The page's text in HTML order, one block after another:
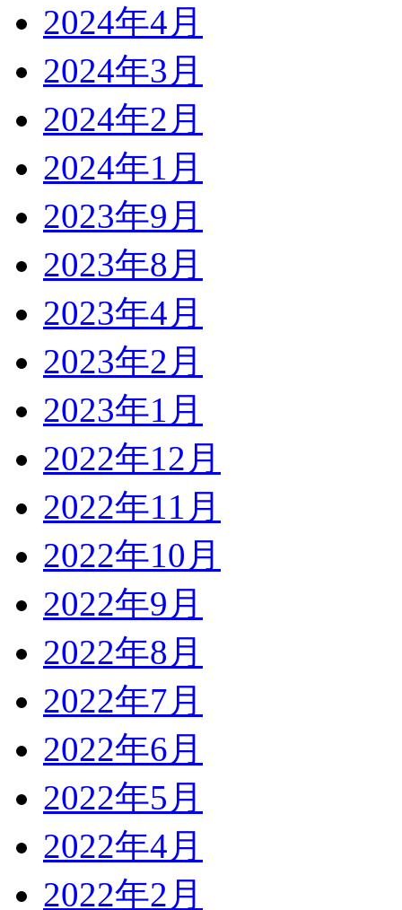
2024年4月
2024年3月
2024年2月
2024年1月
2023年9月
2023年8月
2023年4月
2023年2月
2023年1月
2022年12月
2022年11月
2022年10月
2022年9月
2022年8月
2022年7月
2022年6月
2022年5月
2022年4月
2022年2月